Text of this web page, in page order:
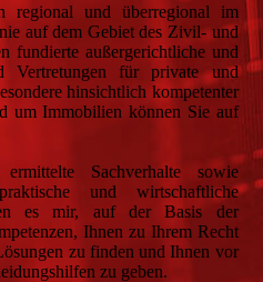
und überregional im
auf dem Gebiet des Zivil- und
fundierte außergerichtliche und
Vertretungen für private und
hinsichtlich kompetenter
um Immobilien können Sie auf
Sachverhalte sowie
und wirtschaftliche
es mir, auf der Basis der
Ihnen zu Ihrem Recht
zu finden und Ihnen vor
zu geben.